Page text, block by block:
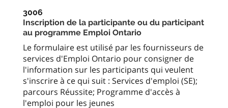
3006
Inscription de la participante ou du participant
au programme Emploi Ontario
Le formulaire est utilisé par les fournisseurs de
services d'Emploi Ontario pour consigner de
l'information sur les participants qui veulent
s'inscrire à ce qui suit : Services d'emploi (SE);
parcours Réussite; Programme d'accès à
l'emploi pour les jeunes